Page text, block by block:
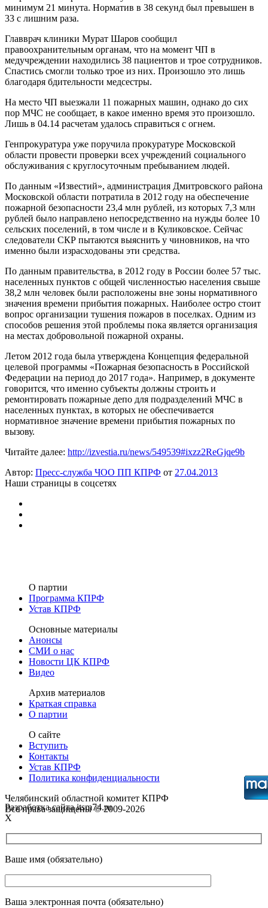
минимум 21 минута. Норматив в 38 секунд был превышен в
33 с лишним раза.
Главврач клиники Мурат Шаров сообщил
правоохранительным органам, что на момент ЧП в
медучреждении находились 38 пациентов и трое сотрудников.
Спастись смогли только трое из них. Произошло это лишь
благодаря бдительности медсестры.
На место ЧП выезжали 11 пожарных машин, однако до сих
пор МЧС не сообщает, в какое именно время это произошло.
Лишь в 04.14 расчетам удалось справиться с огнем.
Генпрокуратура уже поручила прокуратуре Московской
области провести проверки всех учреждений социального
обслуживания с круглосуточным пребыванием людей.
По данным «Известий», администрация Дмитровского района
Московской области потратила в 2012 году на обеспечение
пожарной безопасности 23,4 млн рублей, из которых 7,3 млн
рублей было направлено непосредственно на нужды более 10
сельских поселений, в том числе и в Куликовское. Сейчас
следователи СКР пытаются выяснить у чиновников, на что
именно были израсходованы эти средства.
По данным правительства, в 2012 году в России более 57 тыс.
населенных пунктов с общей численностью населения свыше
38,2 млн человек были расположены вне зоны нормативного
значения времени прибытия пожарных. Наиболее остро стоит
вопрос организации тушения пожаров в поселках. Одним из
способов решения этой проблемы пока является организация
на местах добровольной пожарной охраны.
Летом 2012 года была утверждена Концепция федеральной
целевой программы «Пожарная безопасность в Российской
Федерации на период до 2017 года». Например, в документе
говорится, что именно субъекты должны строить и
ремонтировать пожарные депо для подразделений МЧС в
населенных пунктах, в которых не обеспечивается
нормативное значение времени прибытия пожарных по
вызову.
Читайте далее: http://izvestia.ru/news/549539#ixzz2ReGjqe9b
Автор: Пресс-служба ЧОО ПП КПРФ от 27.04.2013
Наши страницы в соцсетях
О партии
Программа КПРФ
Устав КПРФ
Основные материалы
Анонсы
СМИ о нас
Новости ЦК КПРФ
Видео
Архив материалов
Краткая справка
О партии
О сайте
Вступить
Контакты
Устав КПРФ
Политика конфиденциальности
Челябинский областной комитет КПРФ
Все права защищены © 2009-2026
Разработка сайта itsm74.ru
X
Ваше имя (обязательно)
Ваша электронная почта (обязательно)